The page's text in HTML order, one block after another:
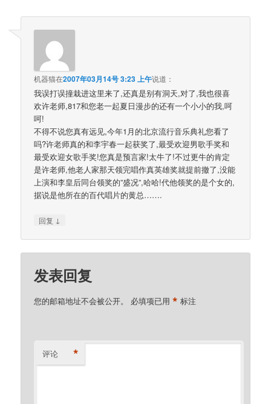
机器猫在2007年03月14号 3:23 上午说道：
我误打误撞栽进这里来了,还真是别有洞天,对了,我也很喜
欢许老师,817和您老一起夏日漫步的还有一个小小的我,呵
呵!
不得不说您真有远见,今年1月的北京流行音乐典礼您看了
吗?许老师真的和李宇春一起获奖了,最受欢迎男歌手奖和
最受欢迎女歌手奖!您真是预言家!太牛了!不过更牛的肯定
是许老师,他老人家那天领完唱作真英雄奖就提前撤了,没能
上演和李皇后同台领奖的”盛况”,哈哈!代他领奖的是个女的,
据说是他所在的百代唱片的黄总…….
回复 ↓
发表回复
您的邮箱地址不会被公开。 必填项已用* 标注
评论 *